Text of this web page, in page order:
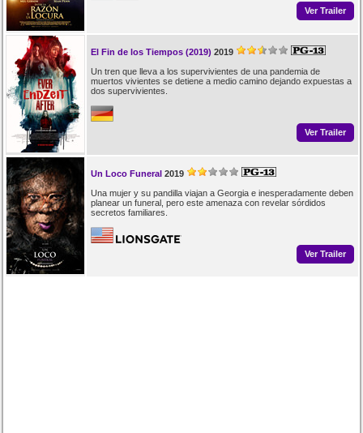
Ver Trailer
El Fin de los Tiempos (2019) 2019
Un tren que lleva a los supervivientes de una pandemia de
muertos vivientes se detiene a medio camino dejando expuestas a
dos supervivientes.
Ver Trailer
Un Loco Funeral 2019
Una mujer y su pandilla viajan a Georgia e inesperadamente deben
planear un funeral, pero este amenaza con revelar sórdidos
secretos familiares.
Ver Trailer